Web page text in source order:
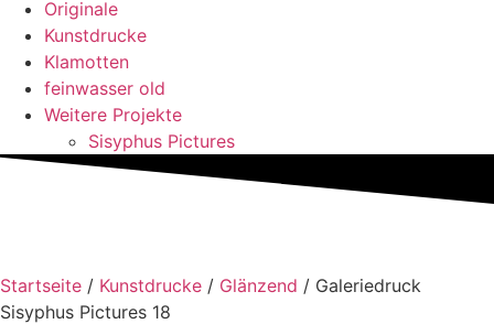
Originale
Kunstdrucke
Klamotten
feinwasser old
Weitere Projekte
Sisyphus Pictures
Startseite / Kunstdrucke / Glänzend / Galeriedruck
Sisyphus Pictures 18